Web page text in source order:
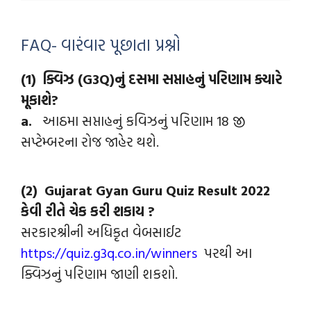
FAQ- વારંવાર પૂછાતા પ્રશ્નો
(1) ક્વિઝ (G3Q)નું દસમા સપ્તાહનું પરિણામ ક્યારે
મૂકાશે?
a. આઠમા સપ્તાહનું કવિઝનું પરિણામ 18 જી
સપ્ટેમ્બરના રોજ જાહેર થશે.
(2) Gujarat Gyan Guru Quiz Result 2022
કેવી રીતે ચેક કરી શકાય ?
સરકારશ્રીની અધિકૃત વેબસાઈટ
https://quiz.g3q.co.in/winners પરથી આ
ક્વિઝનું પરિણામ જાણી શકશો.